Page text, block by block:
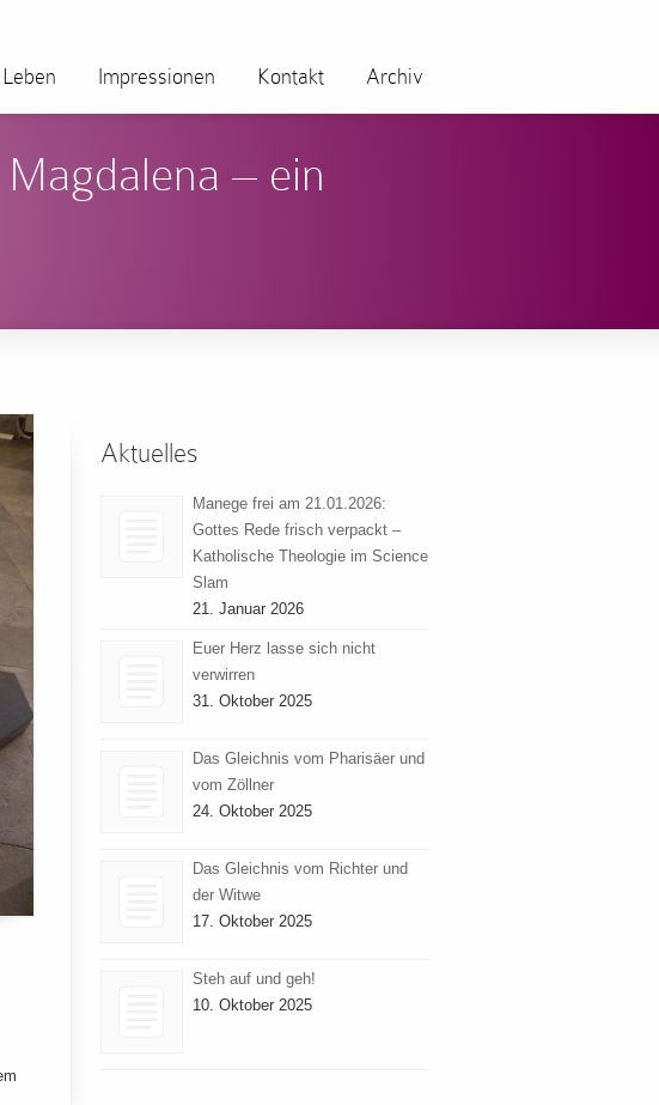
Impressionen Kontakt Archiv
– ein
Aktuelles
Manege frei am 21.01.2026:
Gottes Rede frisch verpackt –
Katholische Theologie im Science
Slam
21. Januar 2026
Euer Herz lasse sich nicht
verwirren
31. Oktober 2025
Das Gleichnis vom Pharisäer und
vom Zöllner
24. Oktober 2025
Das Gleichnis vom Richter und
der Witwe
17. Oktober 2025
Steh auf und geh!
10. Oktober 2025